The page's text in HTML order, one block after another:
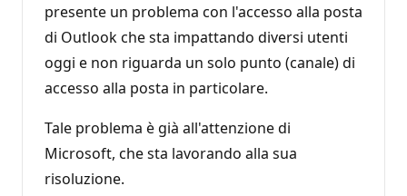
presente un problema con l'accesso alla posta
di Outlook che sta impattando diversi utenti
oggi e non riguarda un solo punto (canale) di
accesso alla posta in particolare.
Tale problema è già all'attenzione di
Microsoft, che sta lavorando alla sua
risoluzione.